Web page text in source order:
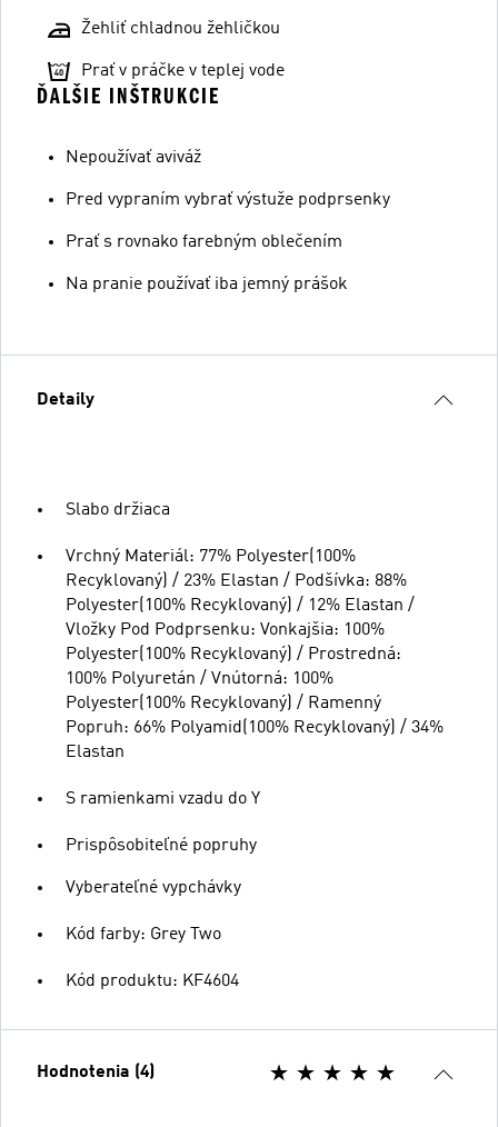
Žehliť chladnou žehličkou
Prať v práčke v teplej vode
ĎALŠIE INŠTRUKCIE
Nepoužívať aviváž
Pred vypraním vybrať výstuže podprsenky
Prať s rovnako farebným oblečením
Na pranie používať iba jemný prášok
Detaily
Slabo držiaca
Vrchný Materiál: 77% Polyester(100%
Recyklovaný) / 23% Elastan / Podšívka: 88%
Polyester(100% Recyklovaný) / 12% Elastan /
Vložky Pod Podprsenku: Vonkajšia: 100%
Polyester(100% Recyklovaný) / Prostredná:
100% Polyuretán / Vnútorná: 100%
Polyester(100% Recyklovaný) / Ramenný
Popruh: 66% Polyamid(100% Recyklovaný) / 34%
Elastan
S ramienkami vzadu do Y
Prispôsobiteľné popruhy
Vyberateľné vypchávky
Kód farby: Grey Two
Kód produktu: KF4604
Hodnotenia (4)